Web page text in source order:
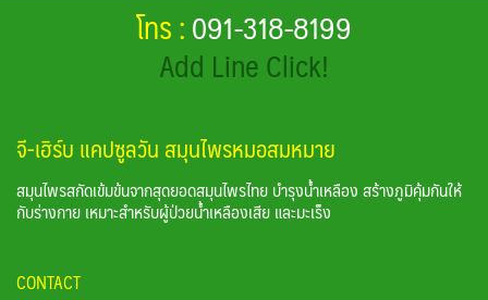
โทร :091-318-8199
Add Line Click!
จี-เฮิร์บ แคปซูลวัน สมุนไพรหมอสมหมาย
สมุนไพรสกัดเข้มข้นจากสุดยอดสมุนไพรไทย บำรุงน้ำเหลือง สร้างภูมิคุ้มกันให้
กับร่างกาย เหมาะสำหรับผู้ป่วยน้ำเหลืองเสีย และมะเร็ง
CONTACT